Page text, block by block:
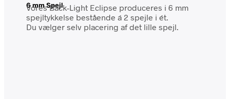
6 mm Spejl
Vores Back-Light Eclipse produceres i 6 mm
spejltykkelse bestående á 2 spejle i ét.
Du vælger selv placering af det lille spejl.